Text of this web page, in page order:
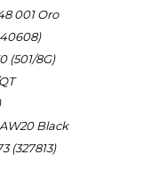
001 Oro
(501/8G)
Black
(327813)